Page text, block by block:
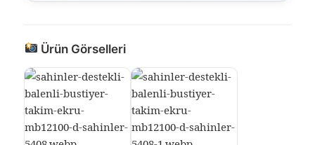
Ürün Görselleri